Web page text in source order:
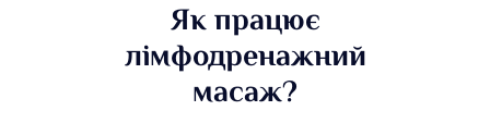
Як працює
лімфодренажний
масаж?